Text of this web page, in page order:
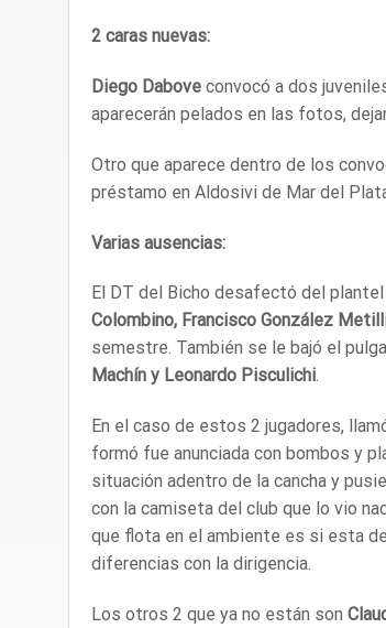
2 caras nuevas:
Diego Dabove convocó a dos
aparecerán pelados en las fotos,
Otro que aparece dentro de los
préstamo en Aldosivi de Mar del
Varias ausencias:
El DT del Bicho desafectó del
Colombino, Francisco González
semestre. También se le bajó el
Machín y Leonardo Pisculichi.
En el caso de estos 2 jugadores,
formó fue anunciada con bombos y
situación adentro de la cancha y
con la camiseta del club que lo vio
que flota en el ambiente es si esta
diferencias con la dirigencia.
Los otros 2 que ya no están son